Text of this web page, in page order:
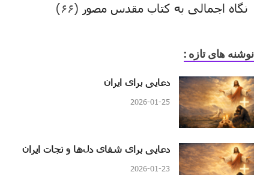
نگاه اجمالی به کتاب مقدس مصور (۶۶)
نوشنه های تازه :
دعایی برای ایران
2026-01-25
دعایی برای شفای دل‌ها و نجات ایران
2026-01-23